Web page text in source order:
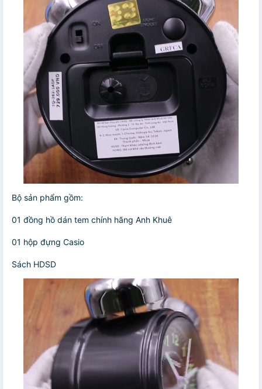
Bộ sản phẩm gồm:
01 đồng hồ dán tem chính hãng Anh Khuê
01 hộp đựng Casio
Sách HDSD